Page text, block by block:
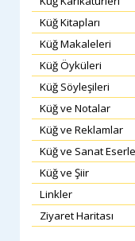
Küğ Kitapları
Küğ Makaleleri
Küğ Öyküleri
Küğ Söyleşileri
Küğ ve Notalar
Küğ ve Reklamlar
Küğ ve Sanat
Küğ ve Şiir
Linkler
Ziyaret Haritası